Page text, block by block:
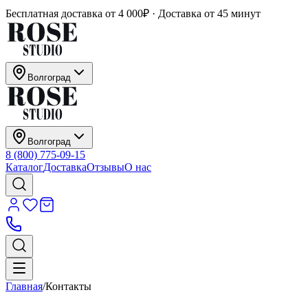
Бесплатная доставка от 4 000₽ · Доставка от 45 минут
Волгоград
Волгоград
8 (800) 775-09-15
КаталогДоставкаОтзывыО нас
Главная/Контакты